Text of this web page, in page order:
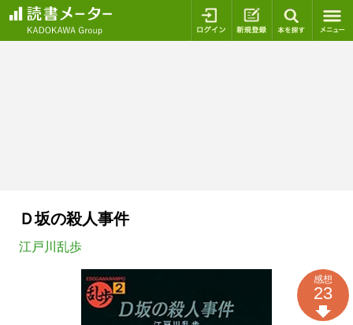
ログイン 新規登録
Ｄ坂の殺人事件
江戸川乱歩
感想
23